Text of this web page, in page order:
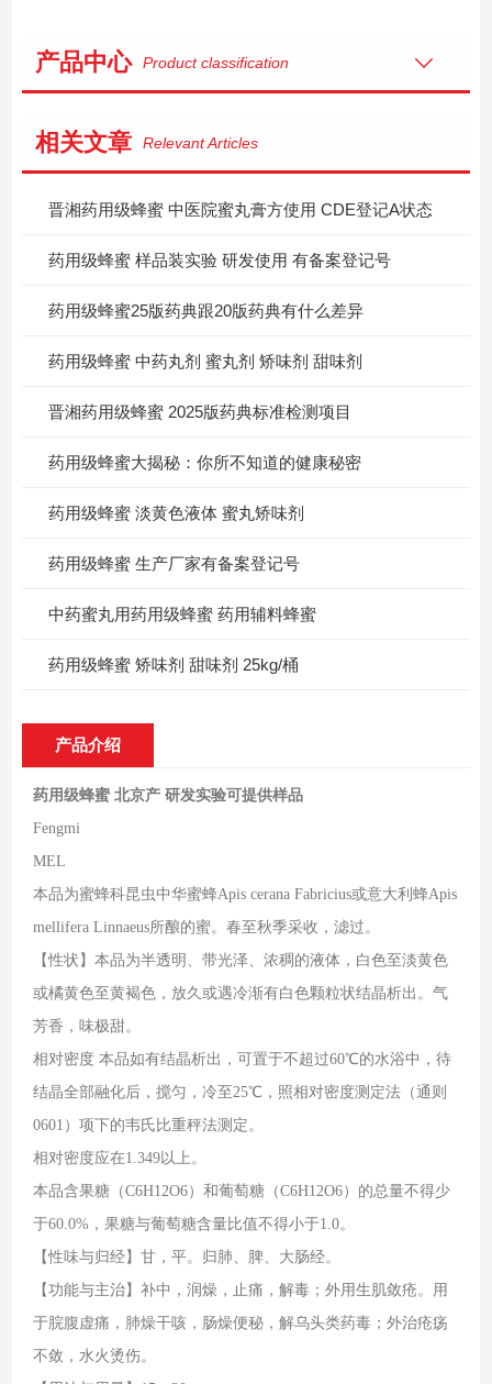
产品中心 Product classification
相关文章 Relevant Articles
晋湘药用级蜂蜜 中医院蜜丸膏方使用 CDE登记A状态
药用级蜂蜜 样品装实验 研发使用 有备案登记号
药用级蜂蜜25版药典跟20版药典有什么差异
药用级蜂蜜 中药丸剂 蜜丸剂 矫味剂 甜味剂
晋湘药用级蜂蜜 2025版药典标准检测项目
药用级蜂蜜大揭秘：你所不知道的健康秘密
药用级蜂蜜 淡黄色液体 蜜丸矫味剂
药用级蜂蜜 生产厂家有备案登记号
中药蜜丸用药用级蜂蜜 药用辅料蜂蜜
药用级蜂蜜 矫味剂 甜味剂 25kg/桶
产品介绍
药用级蜂蜜 北京产 研发实验可提供样品
Fengmi
MEL
本品为蜜蜂科昆虫中华蜜蜂Apis cerana Fabricius或意大利蜂Apis
mellifera Linnaeus所酿的蜜。春至秋季采收，滤过。
【性状】本品为半透明、带光泽、浓稠的液体，白色至淡黄色
或橘黄色至黄褐色，放久或遇冷渐有白色颗粒状结晶析出。气
芳香，味极甜。
相对密度 本品如有结晶析出，可置于不超过60℃的水浴中，待
结晶全部融化后，搅匀，冷至25℃，照相对密度测定法（通则
0601）项下的韦氏比重秤法测定。
相对密度应在1.349以上。
本品含果糖（C6H12O6）和葡萄糖（C6H12O6）的总量不得少
于60.0%，果糖与葡萄糖含量比值不得小于1.0。
【性味与归经】甘，平。归肺、脾、大肠经。
【功能与主治】补中，润燥，止痛，解毒；外用生肌敛疮。用
于脘腹虚痛，肺燥干咳，肠燥便秘，解乌头类药毒；外治疮疡
不敛，水火烫伤。